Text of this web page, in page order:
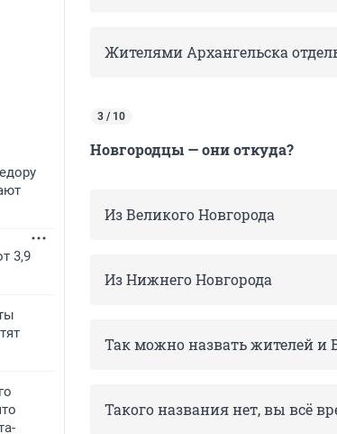
3,9
Жителями Архангельска
3 / 10
Новгородцы — они откуда?
Из Великого Новгорода
Из Нижнего Новгорода
Так можно назвать жителей и
Такого названия нет, вы всё